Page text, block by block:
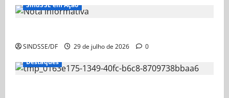
SindSSE em Ação
SINDSSE/DF 29 de julho de 2026
0
Destaques